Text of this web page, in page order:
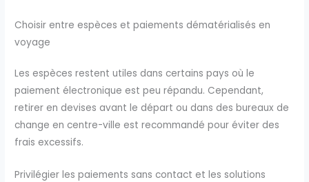
Choisir entre espèces et paiements dématérialisés en
voyage
Les espèces restent utiles dans certains pays où le
paiement électronique est peu répandu. Cependant,
retirer en devises avant le départ ou dans des bureaux de
change en centre-ville est recommandé pour éviter des
frais excessifs.
Privilégier les paiements sans contact et les solutions